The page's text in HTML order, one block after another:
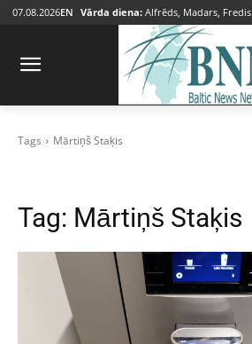
07.08.2026EN Vārda diena: Alfrēds, Madars, Fredis
Tags Mārtiņš Staķis
Tag: Mārtiņš Staķis